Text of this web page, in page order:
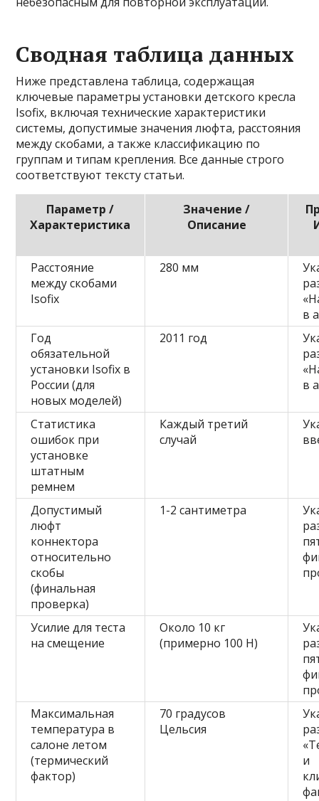
Сводная таблица данных
Ниже представлена таблица, содержащая
ключевые параметры установки детского кресла
Isofix, включая технические характеристики
системы, допустимые значения люфта, расстояния
между скобами, а также классификацию по
группам и типам крепления. Все данные строго
соответствуют тексту статьи.
Параметр /
Характеристика
Значение /
Описание
Расстояние
между скобами
Isofix
280 мм
в
Год
обязательной
установки Isofix в
России (для
новых моделей)
2011 год
в
Статистика
ошибок при
установке
штатным
ремнем
Каждый третий
случай
Допустимый
люфт
коннектора
относительно
скобы
(финальная
проверка)
1-2 сантиметра
Усилие для теста
на смещение
Около 10 кг
(примерно 100 Н)
Максимальная
температура в
салоне летом
(термический
фактор)
70 градусов
Цельсия
и